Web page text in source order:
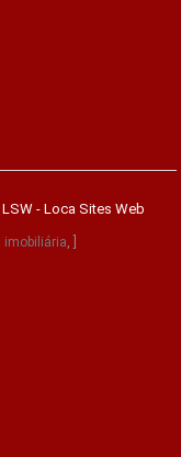
LSW - Loca Sites Web
imobiliária, ]